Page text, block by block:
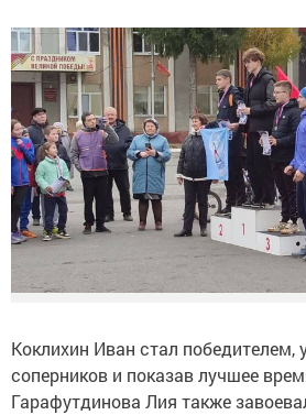
Коклихин Иван стал победителем,
соперников и показав лучшее
Гарафутдинова Лия также